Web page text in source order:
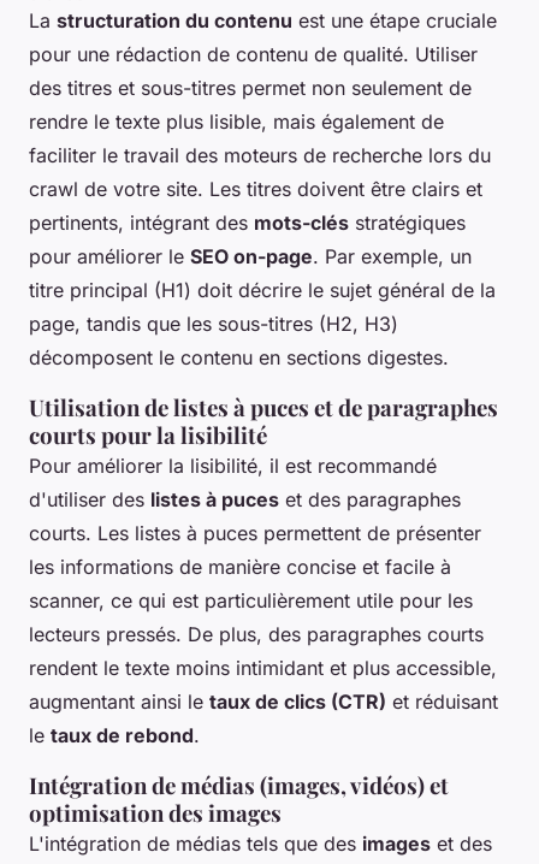
La structuration du contenu est une étape cruciale
pour une rédaction de contenu de qualité. Utiliser
des titres et sous-titres permet non seulement de
rendre le texte plus lisible, mais également de
faciliter le travail des moteurs de recherche lors du
crawl de votre site. Les titres doivent être clairs et
pertinents, intégrant des mots-clés stratégiques
pour améliorer le SEO on-page. Par exemple, un
titre principal (H1) doit décrire le sujet général de la
page, tandis que les sous-titres (H2, H3)
décomposent le contenu en sections digestes.
Utilisation de listes à puces et de paragraphes
courts pour la lisibilité
Pour améliorer la lisibilité, il est recommandé
d'utiliser des listes à puces et des paragraphes
courts. Les listes à puces permettent de présenter
les informations de manière concise et facile à
scanner, ce qui est particulièrement utile pour les
lecteurs pressés. De plus, des paragraphes courts
rendent le texte moins intimidant et plus accessible,
augmentant ainsi le taux de clics (CTR) et réduisant
le taux de rebond.
Intégration de médias (images, vidéos) et
optimisation des images
L'intégration de médias tels que des images et des